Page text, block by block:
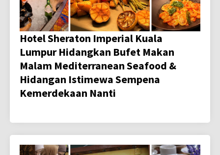
Hotel Sheraton Imperial Kuala
Lumpur Hidangkan Bufet Makan
Malam Mediterranean Seafood &
Hidangan Istimewa Sempena
Kemerdekaan Nanti